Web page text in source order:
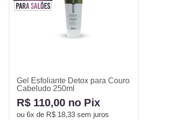
Gel Esfoliante Detox para Couro
Cabeludo 250ml
R$ 110,00 no Pix
ou 6x de R$ 18,33 sem juros